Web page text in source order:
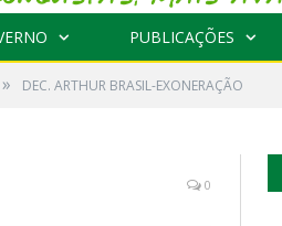
PUBLICAÇÕES
» DEC. ARTHUR BRASIL-EXONERAÇÃO
0